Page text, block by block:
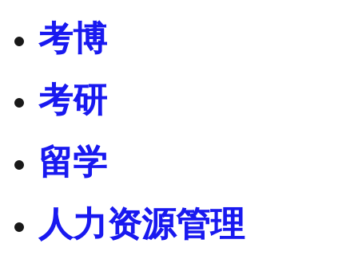
考博
考研
留学
人力资源管理